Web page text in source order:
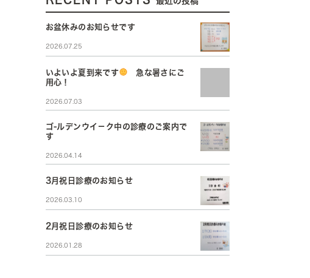
お盆休みのお知らせです
2026.07.25
いよいよ夏到来です
急な暑さにご
用心！
2026.07.03
ゴ-ルデンウイ－ク中の診療のご案内で
す
2026.04.14
3月祝日診療のお知らせ
2026.03.10
2月祝日診療のお知らせ
2026.01.28